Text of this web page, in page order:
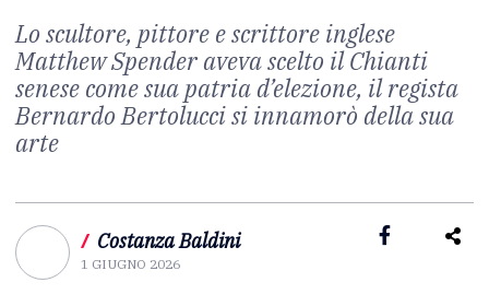
Lo scultore, pittore e scrittore inglese
Matthew Spender aveva scelto il Chianti
senese come sua patria d’elezione, il regista
Bernardo Bertolucci si innamorò della sua
arte
/ Costanza Baldini
1 GIUGNO 2026